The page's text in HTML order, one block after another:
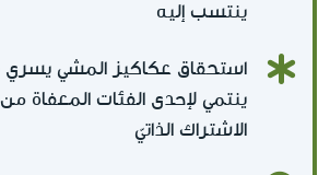
ينتسب إليه
استحقاق عكاكيز المشي
ينتمي لإحدى الفئات المعفاة
الاشتراك الذاتيّ